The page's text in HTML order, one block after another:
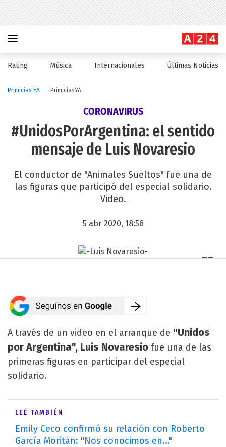
Rating Música Internacionales Últimas Noticias
Primicias YA PrimiciasYA
CORONAVIRUS
#UnidosPorArgentina: el sentido
mensaje de Luis Novaresio
El conductor de "Animales Sueltos" fue una de
las figuras que participó del especial solidario.
Video.
5 abr 2020, 18:56
A través de un video en el arranque de "Unidos
por Argentina", Luis Novaresio fue una de las
primeras figuras en participar del especial
solidario.
LEÉ TAMBIÉN
Emily Ceco confirmó su relación con Roberto
García Moritán: "Nos conocimos en..."